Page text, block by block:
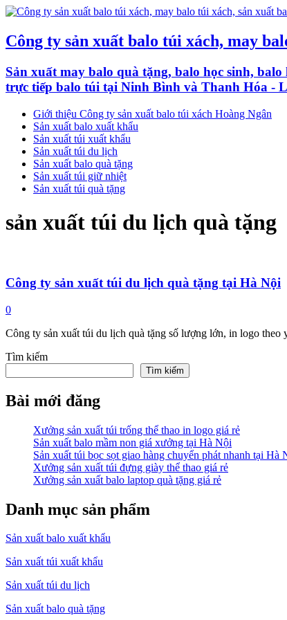
Công ty sản xuất balo túi xách, may
Sản xuất may balo quà tặng, balo học sinh,
trực tiếp balo túi tại Ninh Bình và Thanh Hóa -
Giới thiệu Công ty sản xuất balo túi xách Hoàng Ngân
Sản xuất balo xuất khẩu
Sản xuất túi xuất khẩu
Sản xuất túi du lịch
Sản xuất balo quà tặng
Sản xuất túi giữ nhiệt
Sản xuất túi quà tặng
sản xuất túi du lịch quà tặng
Công ty sản xuất túi du lịch quà tặng tại Hà Nội
0
Công ty sản xuất túi du lịch quà tặng số lượng lớn, in logo
Tìm kiếm
Tìm kiếm
Bài mới đăng
Xưởng sản xuất túi trống thể thao in logo giá rẻ
Sản xuất balo mầm non giá xưởng tại Hà Nội
Sản xuất túi bọc sọt giao hàng chuyển phát nhanh tại Hà
Xưởng sản xuất túi đựng giày thể thao giá rẻ
Xưởng sản xuất balo laptop quà tặng giá rẻ
Danh mục sản phẩm
Sản xuất balo xuất khẩu
Sản xuất túi xuất khẩu
Sản xuất túi du lịch
Sản xuất balo quà tặng